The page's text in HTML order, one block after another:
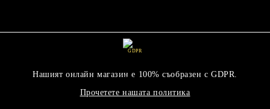
GDPR
Нашият онлайн магазин е 100% съобразен с GDPR.
Прочетете нашата политика